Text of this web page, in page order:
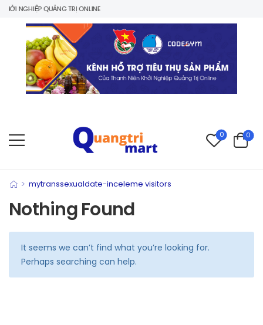
NGHIỆP QUẢNG TRỊ ONLINE
0 0
> mytranssexualdate-inceleme visitors
Nothing Found
It seems we can’t find what you’re looking for.
Perhaps searching can help.